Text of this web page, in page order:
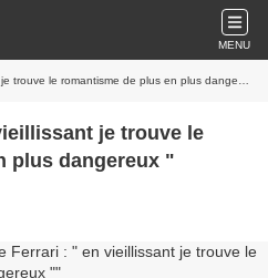
MENU
le romantisme de plus en plus dangereux "
je trouve le
plus dangereux "